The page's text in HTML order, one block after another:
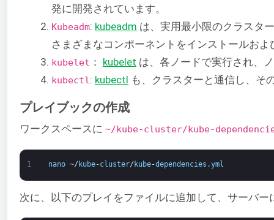
発に開発されています。
Kubeadm: kubeadm は、実用最小限のクラスタ
さまざまなコンポーネントをインストールおよ
kubelet ： kubelet は、各ノードで実行され、
kubectl : kubectl も、クラスターと通信し、そ
プレイブックの作成
ワークスペースに ~/kube-cluster/kube-
1 nano ~/ kube-cluster/ kube-dependencies .yml
次に、以下のプレイをファイルに追加して、サーバ